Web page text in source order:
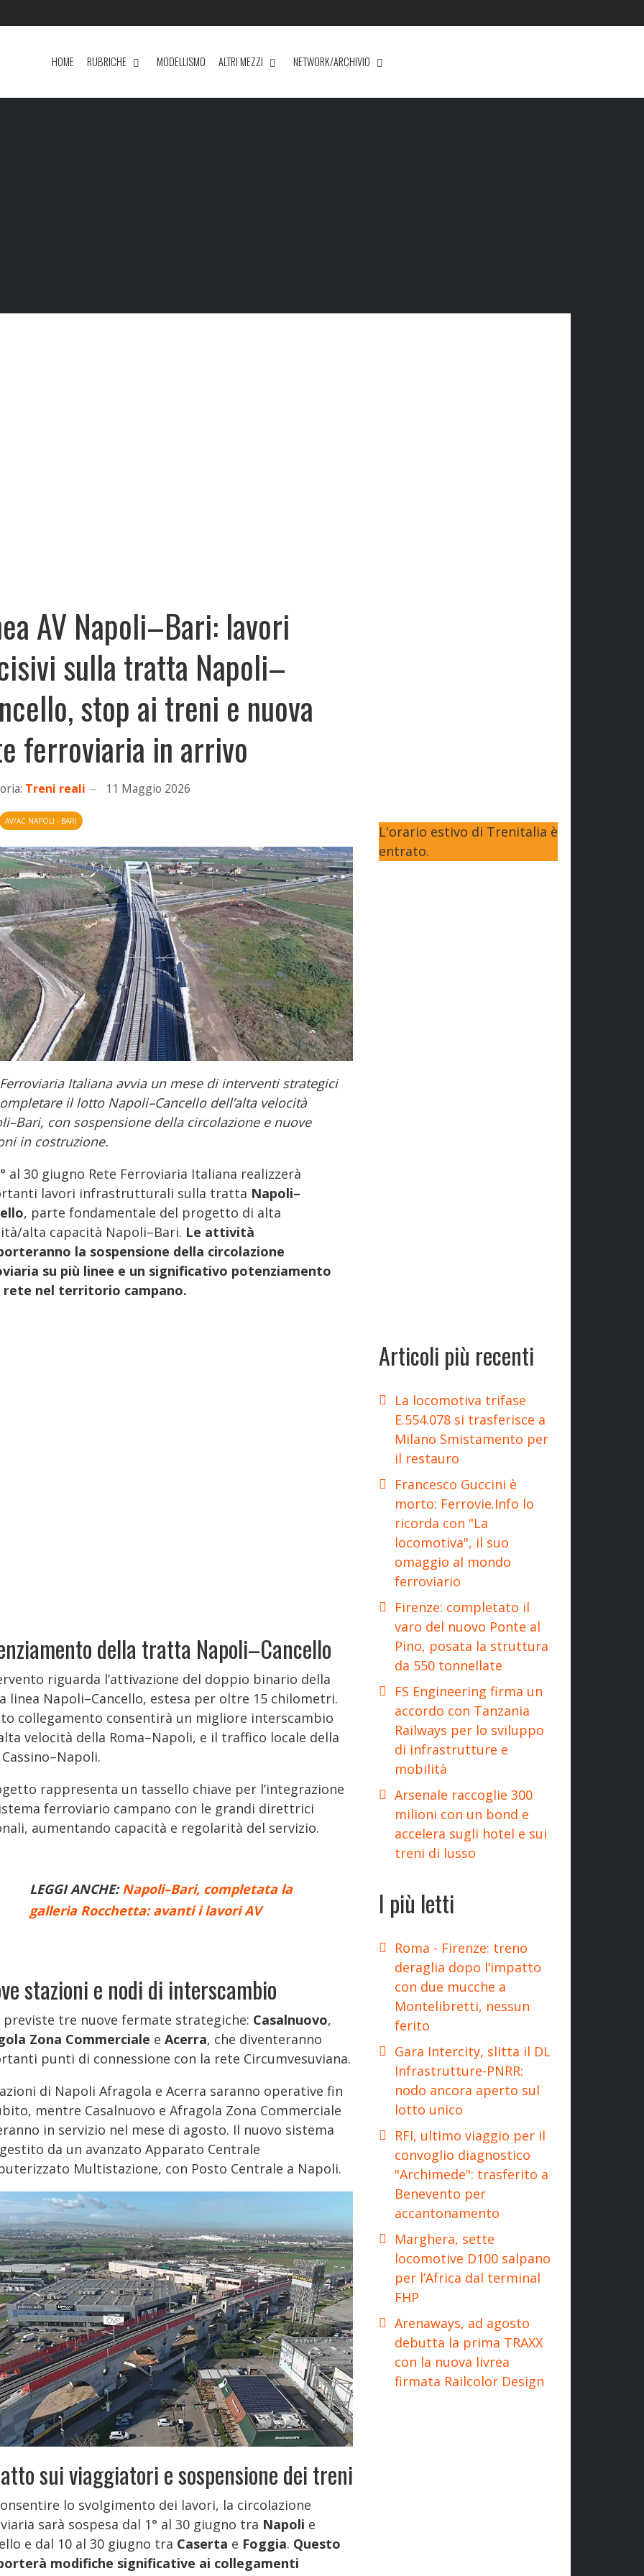
HOME RUBRICHE MODELLISMO ALTRI MEZZI NETWORK/ARCHIVIO
AV Napoli–Bari: lavori
sulla tratta Napoli–
stop ai treni e nuova
ferroviaria in arrivo
Treni reali 11 Maggio 2026
AV/AC NAPOLI - BARI
Italiana avvia un mese di interventi strategici
il lotto Napoli–Cancello dell’alta velocità
con sospensione della circolazione e nuove
in costruzione.
al 30 giugno Rete Ferroviaria Italiana realizzerà
lavori infrastrutturali sulla tratta Napoli–
, parte fondamentale del progetto di alta
alta capacità Napoli–Bari. Le attività
la sospensione della circolazione
su più linee e un significativo potenziamento
rete nel territorio campano.
della tratta Napoli–Cancello
riguarda l’attivazione del doppio binario della
linea Napoli–Cancello, estesa per oltre 15 chilometri.
collegamento consentirà un migliore interscambio
velocità della Roma–Napoli, e il traffico locale della
rappresenta un tassello chiave per l’integrazione
ferroviario campano con le grandi direttrici
aumentando capacità e regolarità del servizio.
LEGGI ANCHE: Napoli–Bari, completata la
galleria Rocchetta: avanti i lavori AV
stazioni e nodi di interscambio
previste tre nuove fermate strategiche: Casalnuovo,
Zona Commerciale e Acerra, che diventeranno
punti di connessione con la rete Circumvesuviana.
di Napoli Afragola e Acerra saranno operative fin
mentre Casalnuovo e Afragola Zona Commerciale
in servizio nel mese di agosto. Il nuovo sistema
da un avanzato Apparato Centrale
Multistazione, con Posto Centrale a Napoli.
sui viaggiatori e sospensione dei treni
lo svolgimento dei lavori, la circolazione
sarà sospesa dal 1° al 30 giugno tra Napoli e
e dal 10 al 30 giugno tra Caserta e Foggia. Questo
modifiche significative ai collegamenti
L'orario estivo di Trenitalia è
entrato.
Articoli più recenti
La locomotiva trifase
E.554.078 si trasferisce a
Milano Smistamento per
il restauro
Francesco Guccini è
morto: Ferrovie.Info lo
ricorda con "La
locomotiva", il suo
omaggio al mondo
ferroviario
Firenze: completato il
varo del nuovo Ponte al
Pino, posata la struttura
da 550 tonnellate
FS Engineering firma un
accordo con Tanzania
Railways per lo sviluppo
di infrastrutture e
mobilità
Arsenale raccoglie 300
milioni con un bond e
accelera sugli hotel e sui
treni di lusso
I più letti
Roma - Firenze: treno
deraglia dopo l’impatto
con due mucche a
Montelibretti, nessun
ferito
Gara Intercity, slitta il DL
Infrastrutture-PNRR:
nodo ancora aperto sul
lotto unico
RFI, ultimo viaggio per il
convoglio diagnostico
"Archimede": trasferito a
Benevento per
accantonamento
Marghera, sette
locomotive D100 salpano
per l’Africa dal terminal
FHP
Arenaways, ad agosto
debutta la prima TRAXX
con la nuova livrea
firmata Railcolor Design